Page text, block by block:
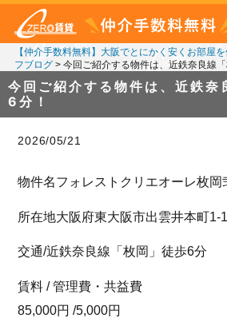
【仲介手数料無料】大阪でとにかく安くお部屋
フブログ> 今回ご紹介する物件は、近鉄奈良線「
今回ご紹介する物件は、近鉄奈
6分！
2026/05/21
物件名フォレストクリエオーレ枚岡
所在地大阪府東大阪市出雲井本町1-1
交通/近鉄奈良線「枚岡」徒歩6分
賃料 / 管理費・共益費
85,000円 /5,000円